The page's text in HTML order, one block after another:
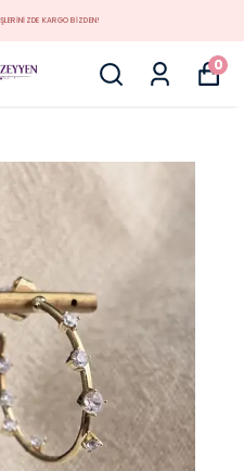
MÜZEYYEN YENİ KOLEKSİYON
0